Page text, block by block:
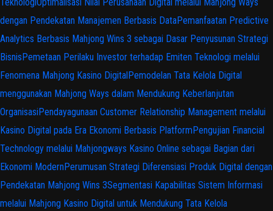
dengan Pendekatan Manajemen Berbasis DataPemanfaatan Predictive
Analytics Berbasis Mahjong Wins 3 sebagai Dasar Penyusunan Strategi
BisnisPemetaan Perilaku Investor terhadap Emiten Teknologi melalui
Fenomena Mahjong Kasino DigitalPemodelan Tata Kelola Digital
menggunakan Mahjong Ways dalam Mendukung Keberlanjutan
OrganisasiPendayagunaan Customer Relationship Management melalui
Kasino Digital pada Era Ekonomi Berbasis PlatformPengujian Financial
Technology melalui Mahjongways Kasino Online sebagai Bagian dari
Ekonomi ModernPerumusan Strategi Diferensiasi Produk Digital dengan
Pendekatan Mahjong Wins 3Segmentasi Kapabilitas Sistem Informasi
melalui Mahjong Kasino Digital untuk Mendukung Tata Kelola